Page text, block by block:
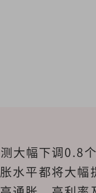
大幅下调0.8
水平都将大幅